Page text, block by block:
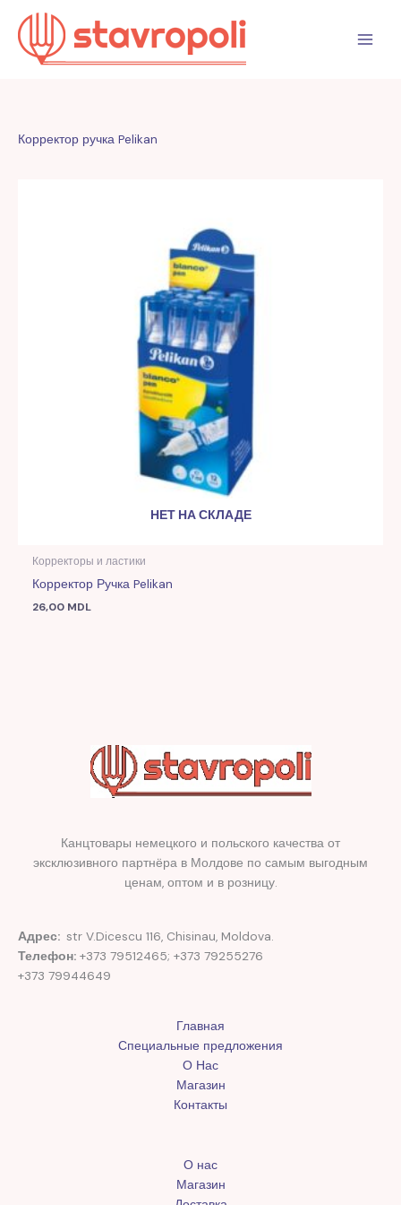
Перейти
содержимому
Корректор ручка Pelikan
НЕТ НА СКЛАДЕ
Корректоры и ластики
Корректор Ручка Pelikan
26,00 MDL
Канцтовары немецкого и польского качества от
эксклюзивного партнёра в Молдове по самым выгодным
ценам, оптом и в розницу.
Адрес: str V.Dicescu 116, Chisinau, Moldova.
Телефон: +373 79512465; +373 79255276
+373 79944649
Главная
Специальные предложения
О Нас
Магазин
Контакты
О нас
Магазин